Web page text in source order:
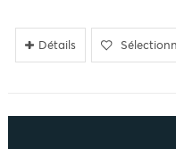
Détails